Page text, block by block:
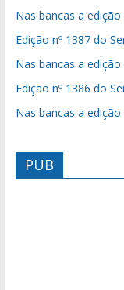
Nas bancas a
Edição nº 1387 do
Nas bancas a
Edição nº 1386 do
Nas bancas a
PUB